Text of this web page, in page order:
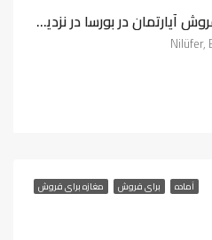
Eb-287 سرمـایه گذاری وفروش آپارتمان در بورسا در نزدیکی دانشگاه اولوداغ
Nilüfer,
آماده برای فروش مغازه برای فروش